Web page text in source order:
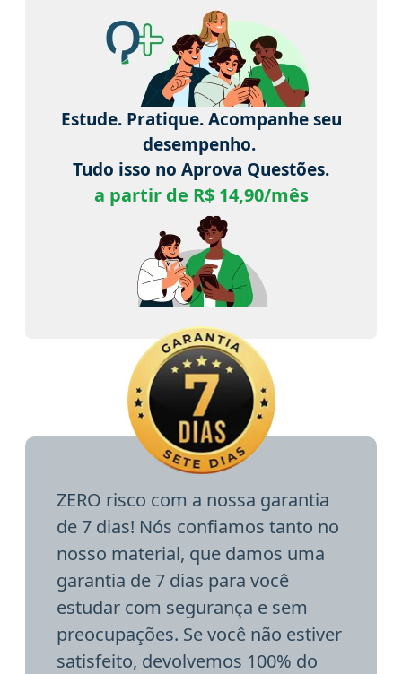
Estude. Pratique. Acompanhe seu
desempenho.
Tudo isso no Aprova Questões.
a partir de R$ 14,90/mês
ZERO risco com a nossa garantia
de 7 dias! Nós confiamos tanto no
nosso material, que damos uma
garantia de 7 dias para você
estudar com segurança e sem
preocupações. Se você não estiver
satisfeito, devolvemos 100% do